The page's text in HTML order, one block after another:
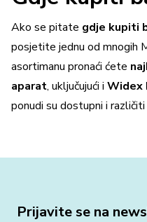
Ako se pitate gdje kupiti
posjetite jednu od mnogih
asortimanu pronaći ćete
aparat, uključujući i Widex
ponudi su dostupni i različiti
Prijavite se na